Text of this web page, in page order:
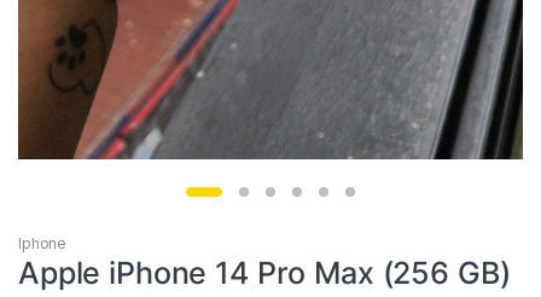
Iphone
Apple iPhone 14 Pro Max (256 GB)